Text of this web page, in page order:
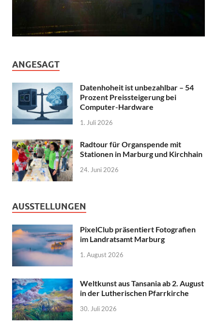
ANGESAGT
Datenhoheit ist unbezahlbar – 54
Prozent Preissteigerung bei
Computer-Hardware
1. Juli 2026
Radtour für Organspende mit
Stationen in Marburg und Kirchhain
24. Juni 2026
AUSSTELLUNGEN
PixelClub präsentiert Fotografien
im Landratsamt Marburg
1. August 2026
Weltkunst aus Tansania ab 2. August
in der Lutherischen Pfarrkirche
30. Juli 2026